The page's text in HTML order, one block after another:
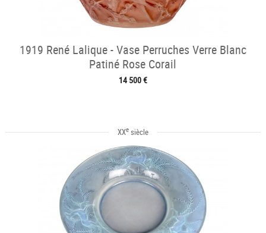
1919 René Lalique - Vase Perruches Verre Blanc
Patiné Rose Corail
14 500 €
XXesiècle